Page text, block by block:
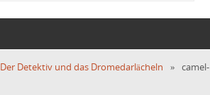
Der Detektiv und das Dromedarlächeln » camel-